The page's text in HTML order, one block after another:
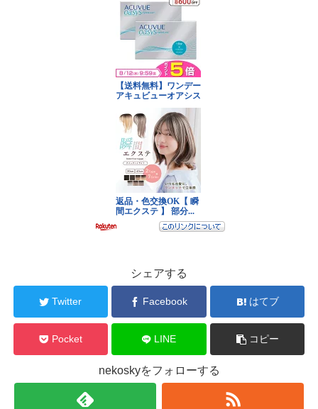
シェアする
Twitter Facebook はてブ
Pocket LINE コピー
nekoskyをフォローする